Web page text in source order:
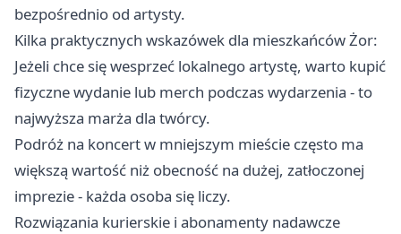
bezpośrednio od artysty.
Kilka praktycznych wskazówek dla mieszkańców Żor:
Jeżeli chce się wesprzeć lokalnego artystę, warto kupić
fizyczne wydanie lub merch podczas wydarzenia - to
najwyższa marża dla twórcy.
Podróż na koncert w mniejszym mieście często ma
większą wartość niż obecność na dużej, zatłoczonej
imprezie - każda osoba się liczy.
Rozwiązania kurierskie i abonamenty nadawcze